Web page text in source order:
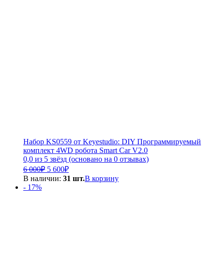
Набор KS0559 от Keyestudio: DIY Программируемый
комплект 4WD робота Smart Car V2.0
0,0 из 5 звёзд (основано на 0 отзывах)
6 000₽ Первоначальная
цена
5 600₽Текущая
цена:
В наличии: 31 шт.В корзину
- 17%